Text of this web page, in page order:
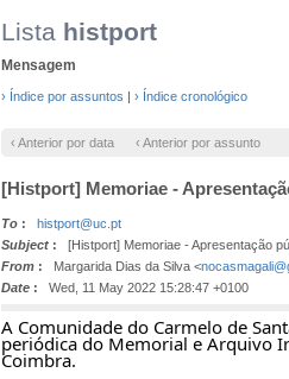
Lista histport
Mensagem
› Índice por assuntos | › Índice cronológico
‹ Anterior por data ‹ Anterior por assunto
[Histport] Memoriae -
To :
histport@uc.pt
Subject : [Histport] Memoriae - Apresentação
From : Margarida Dias da Silva <
Date : Wed, 11 May 2022 15:28:47 +0100
A Comunidade do Carmelo de
periódica do Memorial e Arquivo
Coimbra.